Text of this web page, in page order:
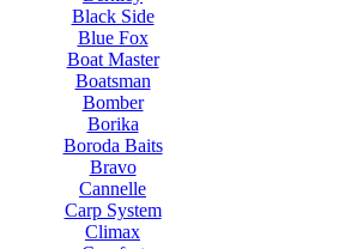
Black Side
Blue Fox
Boat Master
Boatsman
Bomber
Borika
Boroda Baits
Bravo
Cannelle
Carp System
Climax